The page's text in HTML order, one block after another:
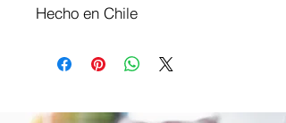
Hecho en Chile